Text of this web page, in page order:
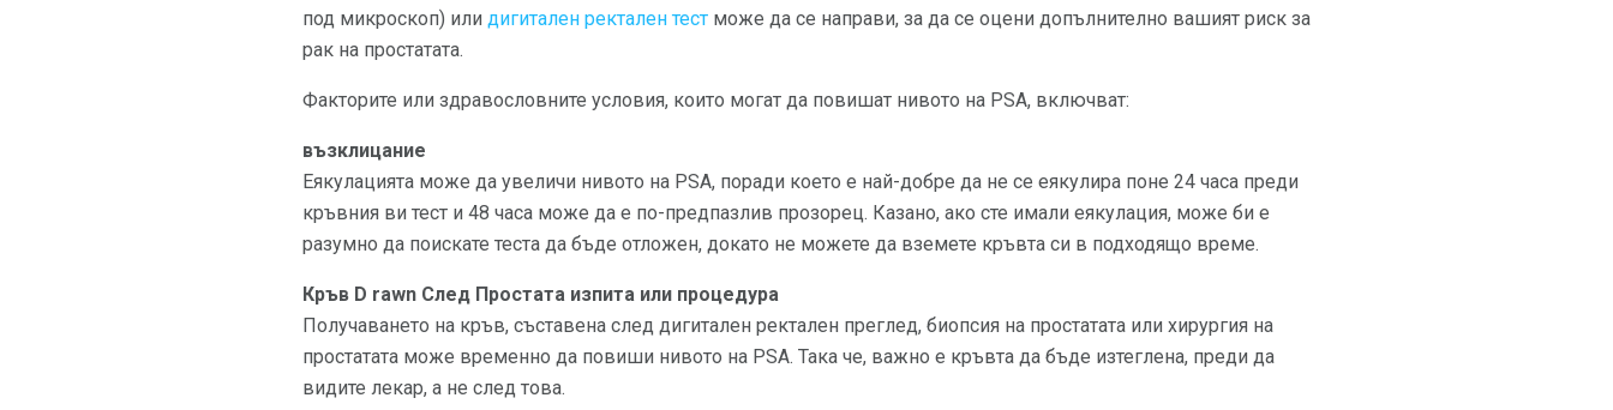
под микроскоп) или дигитален ректален тест може да се направи, за да се оцени допълнително вашият риск за
рак на простатата.
Факторите или здравословните условия, които могат да повишат нивото на PSA, включват:
възклицание
Еякулацията може да увеличи нивото на PSA, поради което е най-добре да не се еякулира поне 24 часа преди
кръвния ви тест и 48 часа може да е по-предпазлив прозорец. Казано, ако сте имали еякулация, може би е
разумно да поискате теста да бъде отложен, докато не можете да вземете кръвта си в подходящо време.
Кръв D rawn След Простата изпита или процедура
Получаването на кръв, съставена след дигитален ректален преглед, биопсия на простатата или хирургия на
простатата може временно да повиши нивото на PSA. Така че, важно е кръвта да бъде изтеглена, преди да
видите лекар, а не след това.